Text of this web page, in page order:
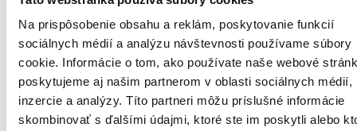
Na prispôsobenie obsahu a reklám, poskytovanie funkcií
sociálnych médií a analýzu návštevnosti používame súbory
cookie. Informácie o tom, ako používate naše webové
poskytujeme aj našim partnerom v oblasti sociálnych médií,
inzercie a analýzy. Títo partneri môžu príslušné informácie
skombinovať s ďalšími údajmi, ktoré ste im poskytli alebo
Mohlo by vás zaujímať